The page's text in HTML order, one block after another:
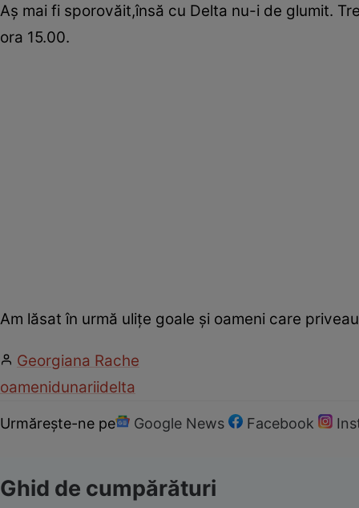
Aş mai fi sporovăit,însă cu Delta nu-i de glumit.
ora 15.00.
Am lăsat în urmă uliţe goale şi oameni care
Georgiana Rache
oamenidunariidelta
Urmărește-ne pe Google News Facebook
Ghid de cumpărături